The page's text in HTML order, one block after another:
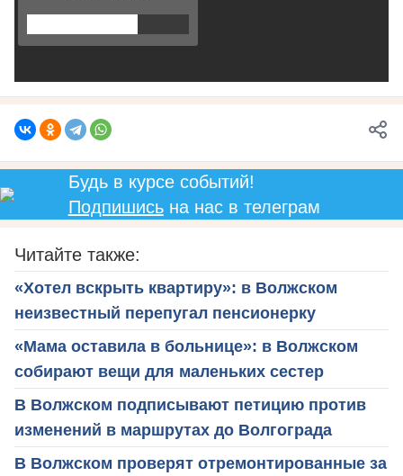
Будь в курсе событий!
Подпишисьна нас в телеграм
Читайте также:
«Хотел вскрыть квартиру»: в Волжском
неизвестный перепугал пенсионерку
«Мама оставила в больнице»: в Волжском
собирают вещи для маленьких сестер
В Волжском подписывают петицию против
изменений в маршрутах до Волгограда
В Волжском проверят отремонтированные за